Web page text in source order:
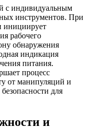
с индивидуальным
инструментов. При
инициирует
рабочего
обнаружения
индикация
питания.
процесс
от манипуляций и
для
и